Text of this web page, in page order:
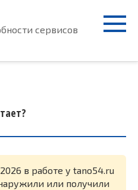
сервисов
в работе у tano54.ru
или получили